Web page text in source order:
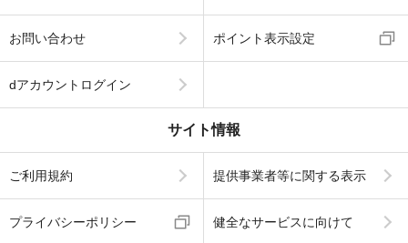
お問い合わせ ポイント表示設定
dアカウントログイン
サイト情報
ご利用規約 提供事業者等に関する表示
プライバシーポリシー 健全なサービスに向けて